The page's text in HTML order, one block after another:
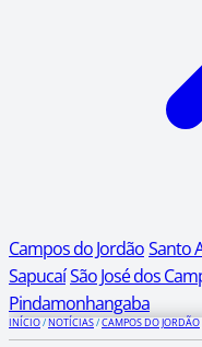
Campos do JordãoSanto
SapucaíSão José dos
Pindamonhangaba
INÍCIO/NOTÍCIAS/CAMPOS DO JORDÃO